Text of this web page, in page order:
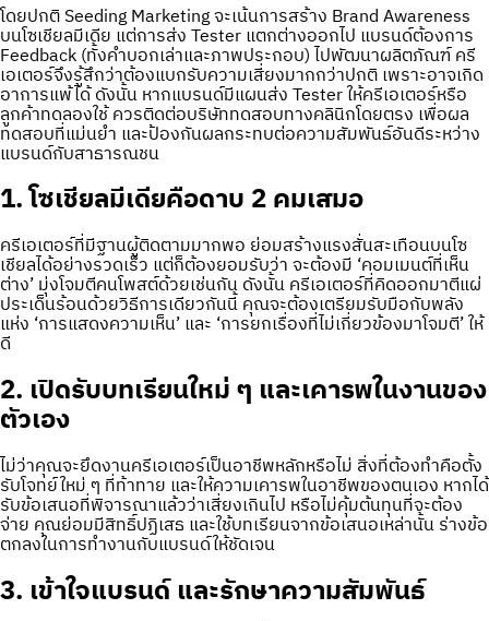
โดยปกติ Seeding Marketing จะเน้นการสร้าง Brand Awareness
บนโซเชียลมีเดีย แต่การส่ง Tester แตกต่างออกไป แบรนด์ต้องการ
Feedback (ทั้งคำบอกเล่าและภาพประกอบ) ไปพัฒนาผลิตภัณฑ์ ครี
เอเตอร์จึงรู้สึกว่าต้องแบกรับความเสี่ยงมากกว่าปกติ เพราะอาจเกิด
อาการแพ้ได้ ดังนั้น หากแบรนด์มีแผนส่ง Tester ให้ครีเอเตอร์หรือ
ลูกค้าทดลองใช้ ควรติดต่อบริษัททดสอบทางคลินิกโดยตรง เพื่อผล
ทดสอบที่แม่นยำ และป้องกันผลกระทบต่อความสัมพันธ์อันดีระหว่าง
แบรนด์กับสาธารณชน
1. โซเชียลมีเดียคือดาบ 2 คมเสมอ
ครีเอเตอร์ที่มีฐานผู้ติดตามมากพอ ย่อมสร้างแรงสั่นสะเทือนบนโซ
เชียลได้อย่างรวดเร็ว แต่ก็ต้องยอมรับว่า จะต้องมี ‘คอมเมนต์ที่เห็น
ต่าง’ มุ่งโจมตีคนโพสต์ด้วยเช่นกัน ดังนั้น ครีเอเตอร์ที่คิดออกมาตีแผ่
ประเด็นร้อนด้วยวิธีการเดียวกันนี้ คุณจะต้องเตรียมรับมือกับพลัง
แห่ง ‘การแสดงความเห็น’ และ ‘การยกเรื่องที่ไม่เกี่ยวข้องมาโจมตี’ ให้
ดี
2. เปิดรับบทเรียนใหม่ ๆ และเคารพในงานของ
ตัวเอง
ไม่ว่าคุณจะยึดงานครีเอเตอร์เป็นอาชีพหลักหรือไม่ สิ่งที่ต้องทำคือตั้ง
รับโจทย์ใหม่ ๆ ที่ท้าทาย และให้ความเคารพในอาชีพของตนเอง หากได้
รับข้อเสนอที่พิจารณาแล้วว่าเสี่ยงเกินไป หรือไม่คุ้มต้นทุนที่จะต้อง
จ่าย คุณย่อมมีสิทธิ์ปฏิเสธ และใช้บทเรียนจากข้อเสนอเหล่านั้น ร่างข้อ
ตกลงในการทำงานกับแบรนด์ให้ชัดเจน
3. เข้าใจแบรนด์ และรักษาความสัมพันธ์